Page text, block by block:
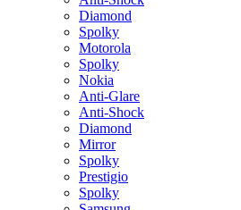
Diamond
Spolky
Motorola
Spolky
Nokia
Anti-Glare
Anti-Shock
Diamond
Mirror
Spolky
Prestigio
Spolky